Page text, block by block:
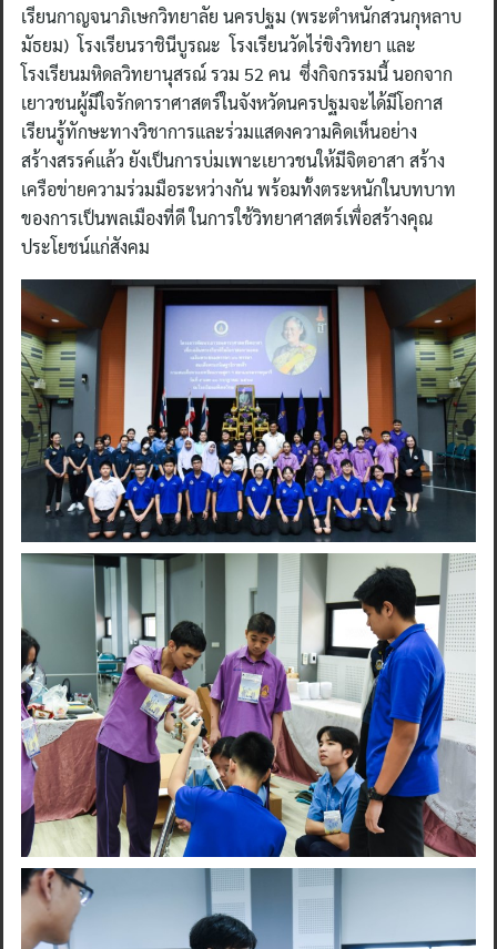
เรียนกาญจนาภิเษกวิทยาลัย นครปฐม (พระตำหนักสวนกุหลาบ
มัธยม) โรงเรียนราชินีบูรณะ โรงเรียนวัดไร่ขิงวิทยา และ
โรงเรียนมหิดลวิทยานุสรณ์ รวม 52 คน ซึ่งกิจกรรมนี้ นอกจาก
เยาวชนผู้มีใจรักดาราศาสตร์ในจังหวัดนครปฐมจะได้มีโอกาส
เรียนรู้ทักษะทางวิชาการและร่วมแสดงความคิดเห็นอย่าง
สร้างสรรค์แล้ว ยังเป็นการบ่มเพาะเยาวชนให้มีจิตอาสา สร้าง
เครือข่ายความร่วมมือระหว่างกัน พร้อมทั้งตระหนักในบทบาท
ของการเป็นพลเมืองที่ดี ในการใช้วิทยาศาสตร์เพื่อสร้างคุณ
ประโยชน์แก่สังคม